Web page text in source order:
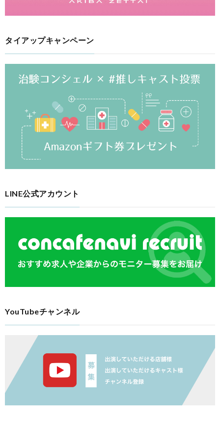
タイアップキャンペーン
LINE公式アカウント
YouTubeチャンネル